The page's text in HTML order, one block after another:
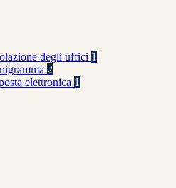
degli uffici 1
2
elettronica 1